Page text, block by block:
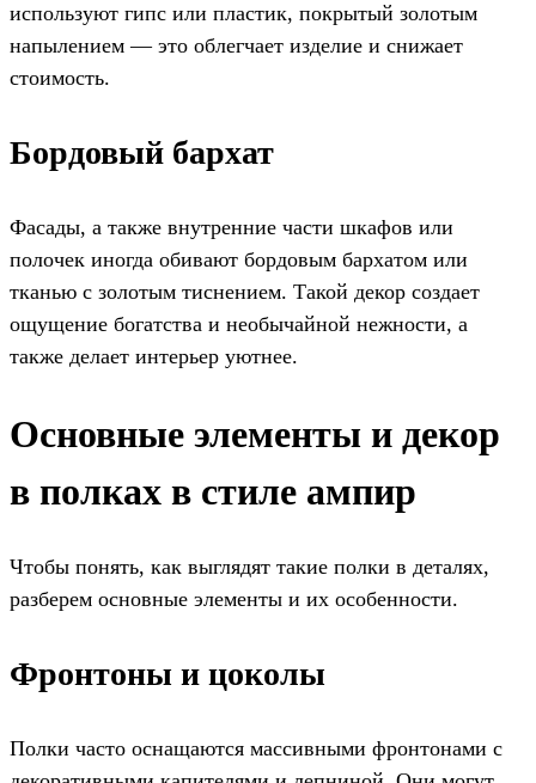
используют гипс или пластик, покрытый золотым
напылением — это облегчает изделие и снижает
стоимость.
Бордовый бархат
Фасады, а также внутренние части шкафов или
полочек иногда обивают бордовым бархатом или
тканью с золотым тиснением. Такой декор создает
ощущение богатства и необычайной нежности, а
также делает интерьер уютнее.
Основные элементы и декор
в полках в стиле ампир
Чтобы понять, как выглядят такие полки в деталях,
разберем основные элементы и их особенности.
Фронтоны и цоколы
Полки часто оснащаются массивными фронтонами с